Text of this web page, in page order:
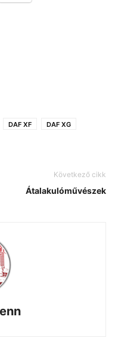
DAF XF
DAF XG
Következő cikk
Átalakulóművészek